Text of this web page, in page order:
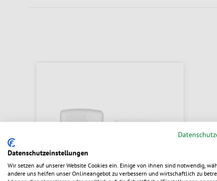
Datenschutzeinstellungen
Wir setzen auf unserer Website Cookies ein. Einige von ihnen sind notwendig,
andere uns helfen unser Onlineangebot zu verbessern und wirtschaftlich zu